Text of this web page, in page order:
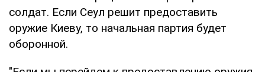
солдат. Если Сеул решит предоставить
оружие Киеву, то начальная партия будет
оборонной.